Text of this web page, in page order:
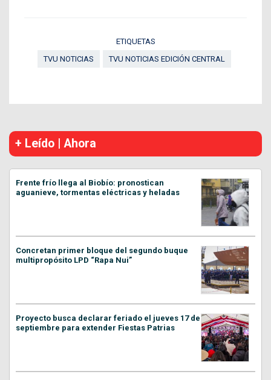
ETIQUETAS
TVU NOTICIAS
TVU NOTICIAS EDICIÓN CENTRAL
+ Leído | Ahora
Frente frío llega al Biobío: pronostican
aguanieve, tormentas eléctricas y heladas
Concretan primer bloque del segundo buque
multipropósito LPD “Rapa Nui”
Proyecto busca declarar feriado el jueves 17 de
septiembre para extender Fiestas Patrias